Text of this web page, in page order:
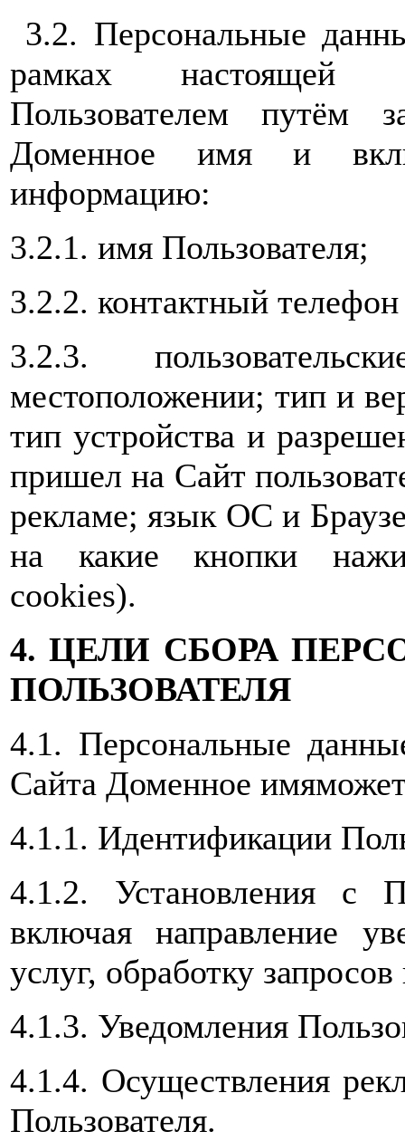
3.2. Персональные
рамках настоящей
Пользователем путём
Доменное имя и
информацию:
3.2.1. имя Пользователя;
3.2.2. контактный
3.2.3.
местоположении; тип и
тип устройства и
пришел на Сайт
рекламе; язык ОС и
на какие кнопки
cookies).
4. ЦЕЛИ СБОРА
ПОЛЬЗОВАТЕЛЯ
4.1. Персональные
Сайта Доменное
4.1.1. Идентификации
4.1.2. Установления с
включая направление
услуг, обработку
4.1.3. Уведомления
4.1.4. Осуществления
Пользователя.